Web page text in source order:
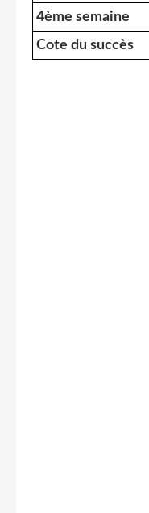
4ème semaine
Cote du succès